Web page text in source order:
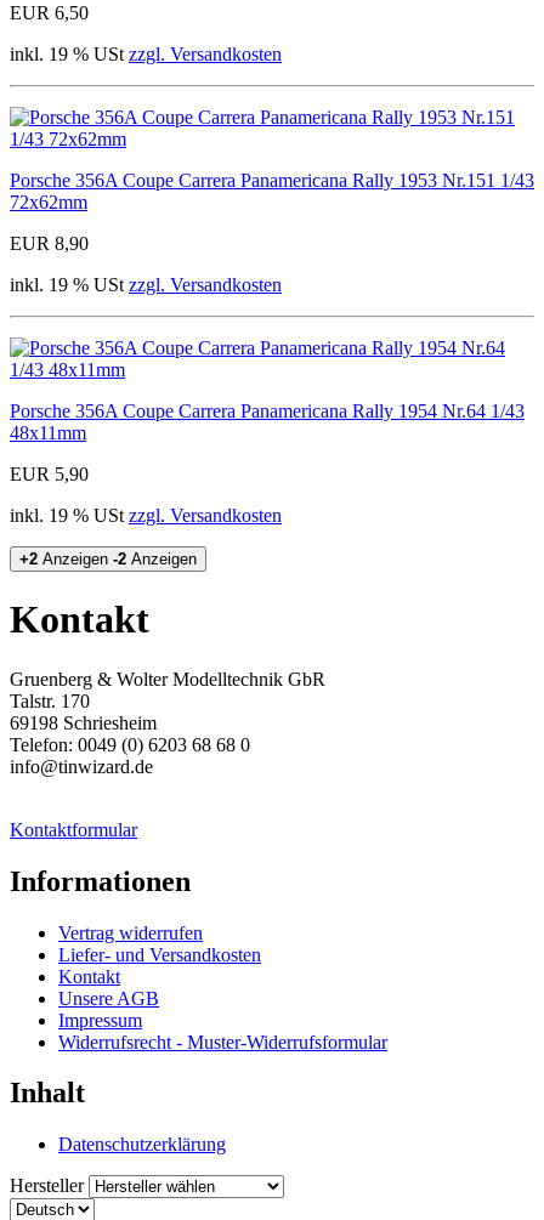
EUR 6,50
inkl. 19 % USt zzgl. Versandkosten
Porsche 356A Coupe Carrera Panamericana Rally 1953 Nr.151 1/43
72x62mm
EUR 8,90
inkl. 19 % USt zzgl. Versandkosten
Porsche 356A Coupe Carrera Panamericana Rally 1954 Nr.64 1/43
48x11mm
EUR 5,90
inkl. 19 % USt zzgl. Versandkosten
+2 Anzeigen -2 Anzeigen
Kontakt
Gruenberg & Wolter Modelltechnik GbR
Talstr. 170
69198 Schriesheim
Telefon: 0049 (0) 6203 68 68 0
info@tinwizard.de
Kontaktformular
Informationen
Vertrag widerrufen
Liefer- und Versandkosten
Kontakt
Unsere AGB
Impressum
Widerrufsrecht - Muster-Widerrufsformular
Inhalt
Datenschutzerklärung
Hersteller